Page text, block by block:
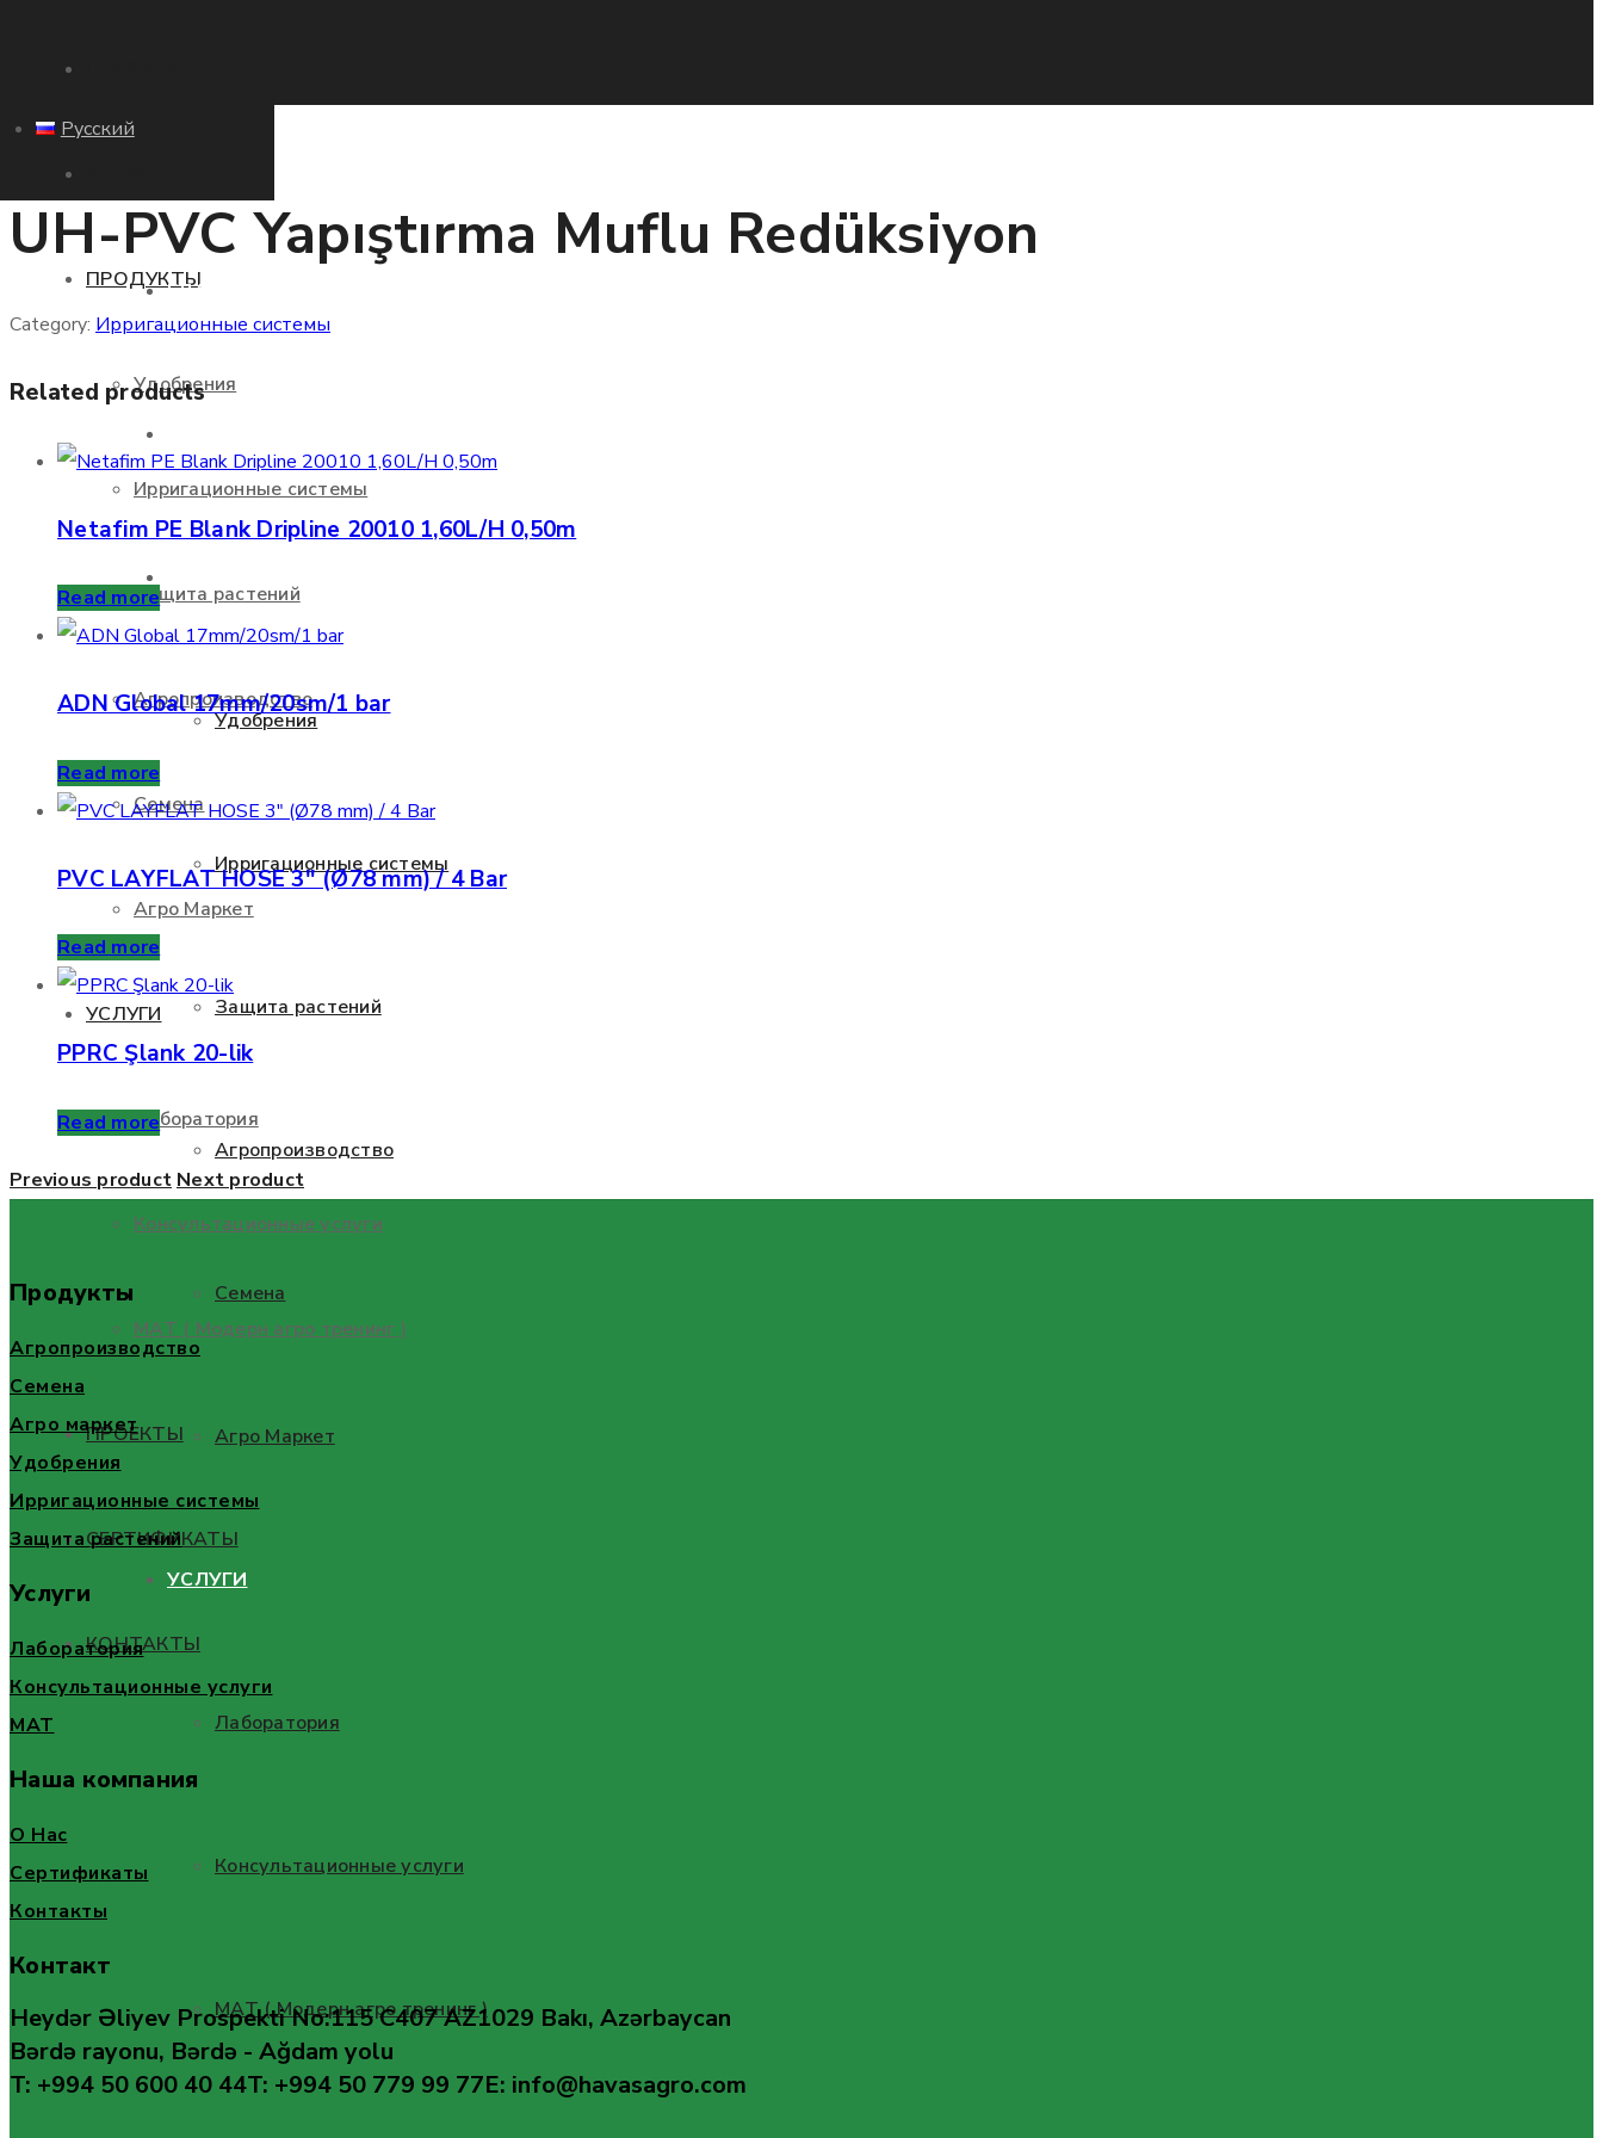
ПРОДУКТЫ
Удобрения
Ирригационные системы
Защита растений
Агропроизводство
Семена
Агро Маркет
УСЛУГИ
Лаборатория
Консультационные услуги
МАТ ( Модерн агро тренинг )
ПРОЕКТЫ
СЕРТИФИКАТЫ
КОНТАКТЫ
Русский
ГЛАВНАЯ
Удобрения
Ирригационные системы
Защита растений
Агропроизводство
Семена
Агро Маркет
УСЛУГИ
Лаборатория
Консультационные услуги
МАТ ( Модерн агро тренинг )
UH-PVC Yapıştırma Muflu Redüksiyon
Category: Ирригационные системы
Related products
Netafim PE Blank Dripline 20010 1,60L/H 0,50m
Read more
ADN Global 17mm/20sm/1 bar
Read more
PVC LAYFLAT HOSE 3″ (Ø78 mm) / 4 Bar
Read more
PPRC Şlank 20-lik
Read more
Previous product Next product
Продукты
Агропроизводство
Семена
Агро маркет
Удобрения
Ирригационные системы
Защита растений
Услуги
Лаборатория
Консультационные услуги
MAT
Наша компания
О Нас
Сертификаты
Контакты
Контакт
Heydər Əliyev Prospekti No:115 C407 AZ1029 Bakı, Azərbaycan
Bərdə rayonu, Bərdə - Ağdam yolu
T: +994 50 600 40 44T: +994 50 779 99 77E: info@havasagro.com